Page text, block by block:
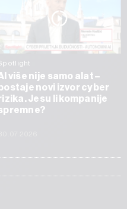
više nije samo alat –
novi izvor cyber
Jesu li kompanije